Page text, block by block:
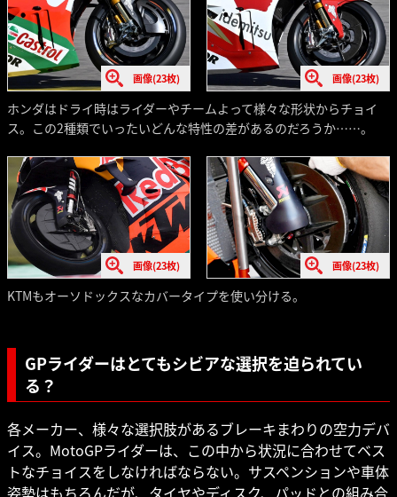
画像(23枚) 画像(23枚)
ホンダはドライ時はライダーやチームよって様々な形状からチョイ
ス。この2種類でいったいどんな特性の差があるのだろうか……。
画像(23枚) 画像(23枚)
KTMもオーソドックスなカバータイプを使い分ける。
GPライダーはとてもシビアな選択を迫られてい
る？
各メーカー、様々な選択肢があるブレーキまわりの空力デバ
イス。MotoGPライダーは、この中から状況に合わせてベス
トなチョイスをしなければならない。サスペンションや車体
姿勢はもちろんだが、タイヤやディスク、パッドとの組み合